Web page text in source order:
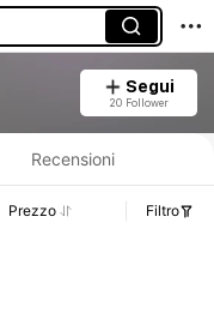
Segui
20 Follower
Recensioni
Prezzo Filtro